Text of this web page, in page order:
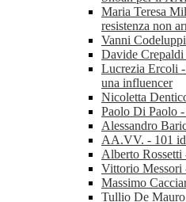
Maria Teresa
resistenza non
Vanni
Davide
Lucrezia Ercoli
una influencer
Nicoletta
Paolo Di Paolo
Alessandro
AA.VV. - 101
Alberto Rossetti
Vittorio Messori
Massimo
Tullio De